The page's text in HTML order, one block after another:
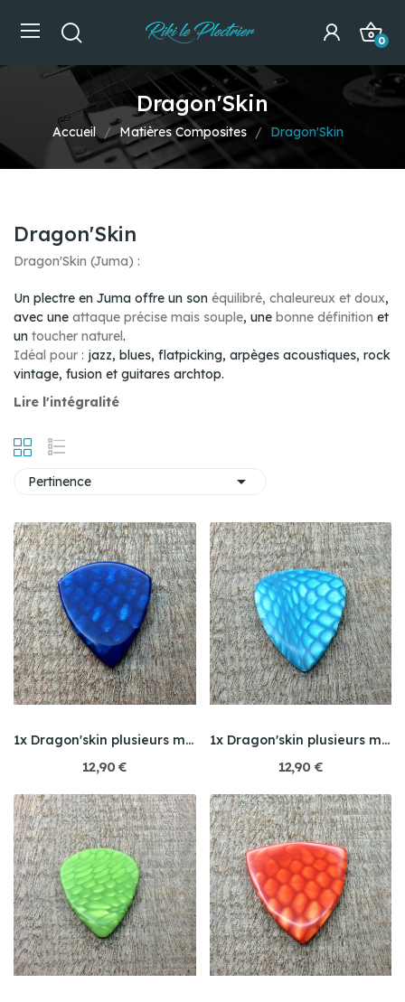
0
Dragon'Skin
Accueil Matières Composites Dragon'Skin
Dragon'Skin
Dragon'Skin (Juma) :
Un plectre en Juma offre un son équilibré, chaleureux et doux,
avec une attaque précise mais souple, une bonne définition et
un toucher naturel.
Idéal pour : jazz, blues, flatpicking, arpèges acoustiques, rock
vintage, fusion et guitares archtop.
Lire l'intégralité
Pertinence 
1x Dragon'skin plusieurs modèles
12,90 €
1x Dragon'skin plusieurs modèles
12,90 €